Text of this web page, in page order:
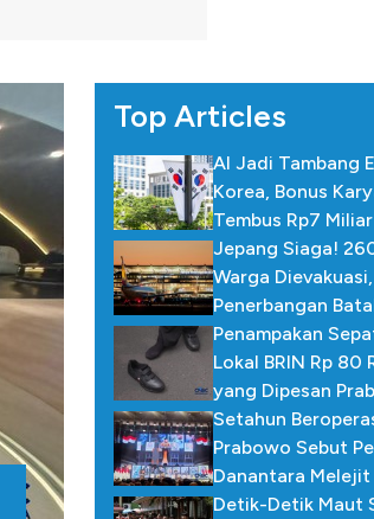
Top Articles
AI Jadi Tambang
Korea, Bonus
Tembus Rp7 Miliar
Jepang Siaga!
Warga
Penerbangan
Penampakan
Lokal BRIN Rp 80
yang Dipesan
Setahun
Prabowo Sebut
Danantara
Detik-Detik Maut